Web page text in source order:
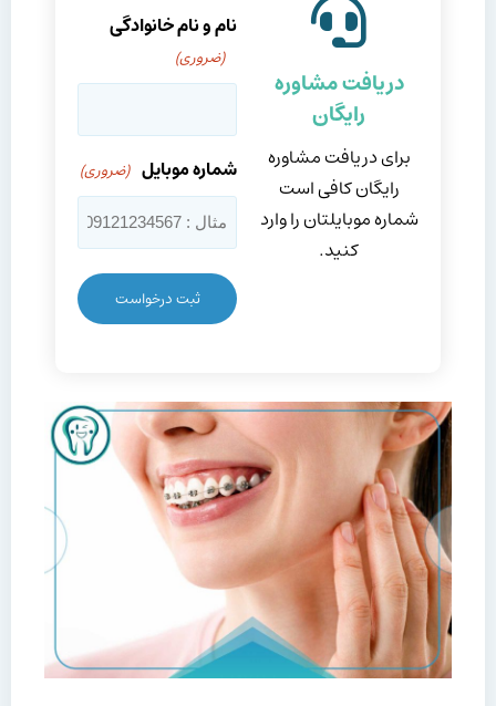
دریافت مشاوره
رایگان
برای دریافت مشاوره
رایگان کافی است
شماره موبایلتان را وارد
کنید.
نام و نام خانوادگی
(ضروری)
شماره موبایل (ضروری)